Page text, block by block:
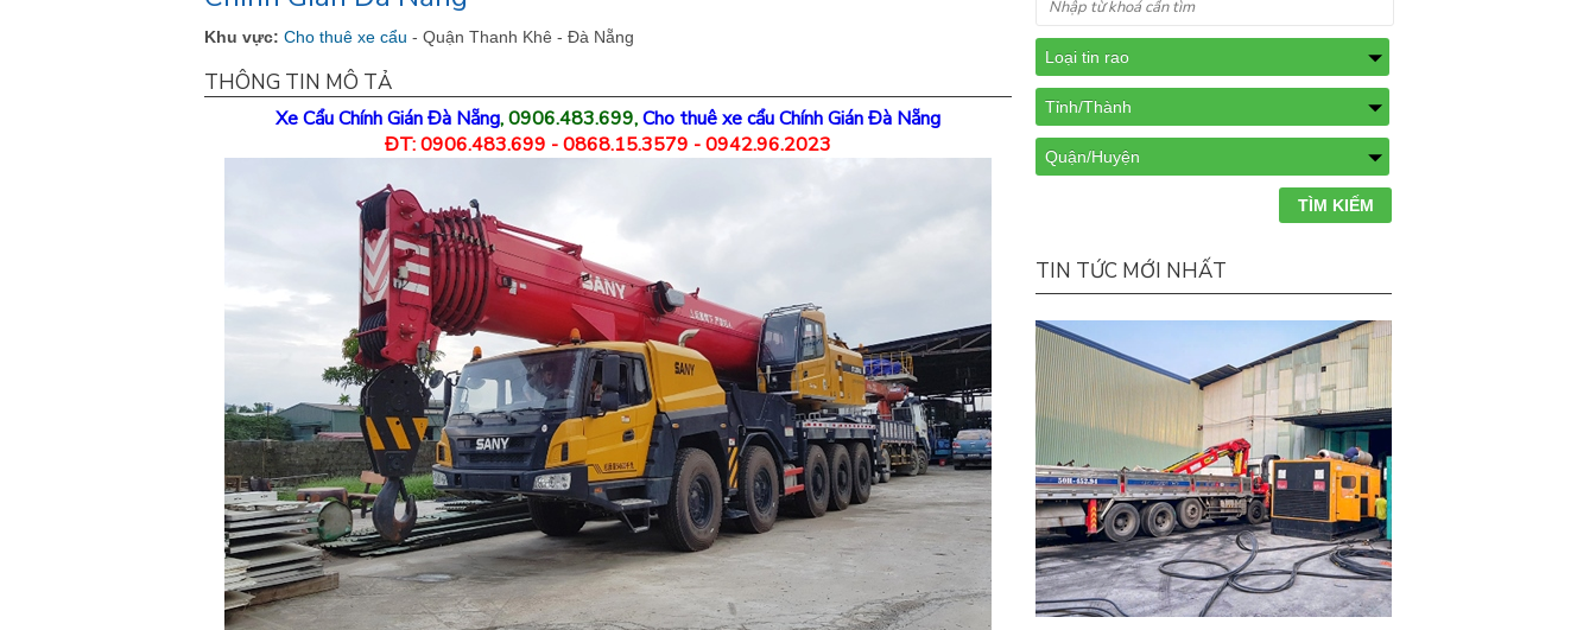
Khu vực: Cho thuê xe cẩu - Quận Thanh Khê - Đà Nẵng
THÔNG TIN MÔ TẢ
Xe Cẩu Chính Gián Đà Nẵng, 0906.483.699,Cho thuê xe cẩu Chính Gián Đà Nẵng
ĐT: 0906.483.699 - 0868.15.3579 - 0942.96.2023
TIN TỨC MỚI NHẤT